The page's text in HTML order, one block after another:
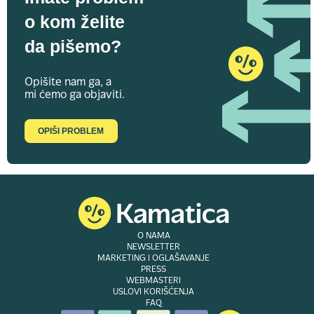
o kom želite
da pišemo?
Opišite nam ga, a
mi ćemo ga objaviti.
OPIŠI PROBLEM
O NAMA
NEWSLETTER
MARKETING I OGLAŠAVANJE
PRESS
WEBMASTERI
USLOVI KORIŠĆENJA
FAQ